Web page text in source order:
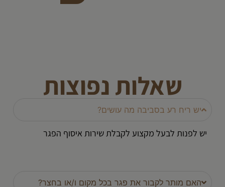
שאלות נפוצות
יש ריח רע בסביבה מה עושים?
יש לפנות לבעל מקצוע לקבלת שירות איסוף הפגר
האם מותר לקבור את פגר בכל מקום ו/או בחצר?